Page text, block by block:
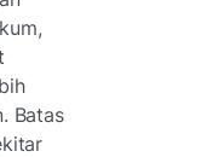
Batas